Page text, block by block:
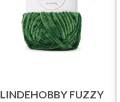
LINDEHOBBY FUZZY